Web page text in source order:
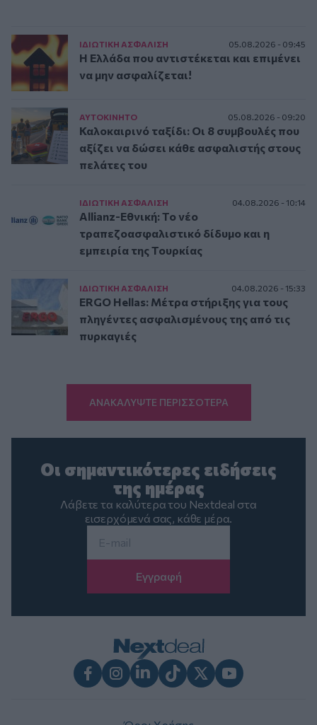
ΙΔΙΩΤΙΚΗ ΑΣΦAΛΙΣΗ 05.08.2026 - 09:45
Η Ελλάδα που αντιστέκεται και επιμένει
να μην ασφαλίζεται!
ΑΥΤΟΚΙΝΗΤΟ 05.08.2026 - 09:20
Καλοκαιρινό ταξίδι: Οι 8 συμβουλές που
αξίζει να δώσει κάθε ασφαλιστής στους
πελάτες του
ΙΔΙΩΤΙΚΗ ΑΣΦAΛΙΣΗ 04.08.2026 - 10:14
Allianz-Εθνική: Το νέο
τραπεζοασφαλιστικό δίδυμο και η
εμπειρία της Τουρκίας
ΙΔΙΩΤΙΚΗ ΑΣΦAΛΙΣΗ 04.08.2026 - 15:33
ERGO Hellas: Μέτρα στήριξης για τους
πληγέντες ασφαλισμένους της από τις
πυρκαγιές
ΑΝΑΚΑΛΥΨΤΕ ΠΕΡΙΣΣΟΤΕΡΑ
Οι σημαντικότερες ειδήσεις
της ημέρας
Λάβετε τα καλύτερα του Nextdeal στα
εισερχόμενά σας, κάθε μέρα.